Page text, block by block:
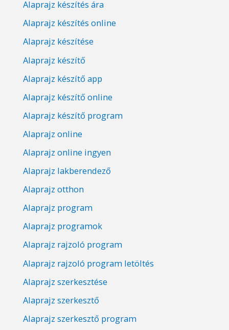
Alaprajz készítés ára
Alaprajz készítés online
Alaprajz készítése
Alaprajz készítő
Alaprajz készítő app
Alaprajz készítő online
Alaprajz készítő program
Alaprajz online
Alaprajz online ingyen
Alaprajz lakberendező
Alaprajz otthon
Alaprajz program
Alaprajz programok
Alaprajz rajzoló program
Alaprajz rajzoló program letöltés
Alaprajz szerkesztése
Alaprajz szerkesztő
Alaprajz szerkesztő program